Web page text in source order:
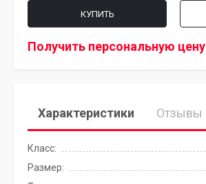
КУПИТЬ
Получить персональную цену
Характеристики Отзывы
Класс:
Размер: